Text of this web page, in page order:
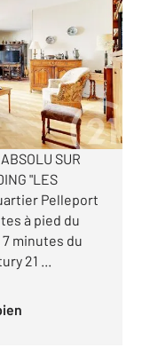
SUR
"LES
Pelleport
à pied du
minutes du
21 ...